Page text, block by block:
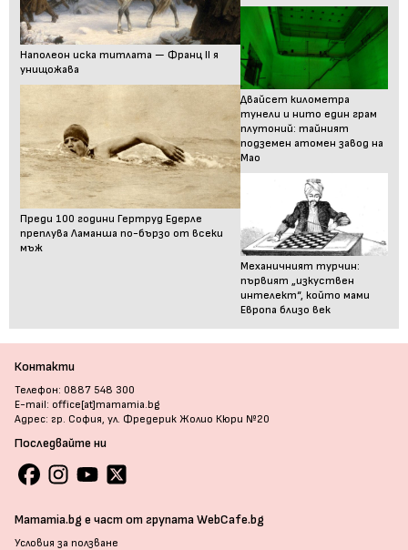
Наполеон иска титлата — Франц II я
унищожава
Преди 100 години Гертруд Едерле
преплува Ламанша по-бързо от всеки
мъж
Двайсет километра
тунели и нито един грам
плутоний: тайният
подземен атомен завод на
Мао
Механичният турчин:
първият „изкуствен
интелект“, който мами
Европа близо век
Контакти
Телефон: 0887 548 300
E-mail: office[at]mamamia.bg
Адрес: гр. София, ул. Фредерик Жолио Кюри №20
Последвайте ни
Mamamia.bg е част от групата WebCafe.bg
Условия за ползване